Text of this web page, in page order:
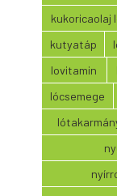
kukoricaolaj
kutyatáp
lovitamin
lócsemege